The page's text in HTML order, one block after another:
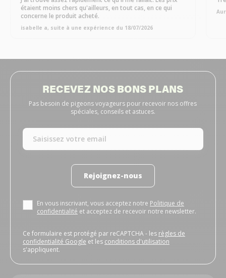
étaient moins chers qu'ailleurs, en tout cas, en ce qui
concerne le produit acheté.
isabelle a, suite à une expérience du 18/07/2026
RECEVEZ NOS BONS PLANS
Pas besoin de pigeons voyageurs pour recevoir nos offres
spéciales, conseils et astuces.
Rejoignez-nous
En vous inscrivant, vous acceptez notre Politique de
confidentialité et acceptez de recevoir notre newsletter.
Ce formulaire est protégé par reCAPTCHA - les règles de
confidentialité Google et les conditions d'utilisation
s'appliquent.